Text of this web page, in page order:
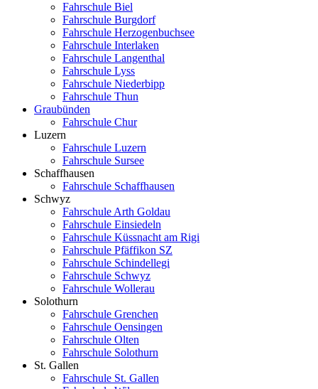
Fahrschule Biel
Fahrschule Burgdorf
Fahrschule Herzogenbuchsee
Fahrschule Interlaken
Fahrschule Langenthal
Fahrschule Lyss
Fahrschule Niederbipp
Fahrschule Thun
Graubünden
Fahrschule Chur
Luzern
Fahrschule Luzern
Fahrschule Sursee
Schaffhausen
Fahrschule Schaffhausen
Schwyz
Fahrschule Arth Goldau
Fahrschule Einsiedeln
Fahrschule Küssnacht am Rigi
Fahrschule Pfäffikon SZ
Fahrschule Schindellegi
Fahrschule Schwyz
Fahrschule Wollerau
Solothurn
Fahrschule Grenchen
Fahrschule Oensingen
Fahrschule Olten
Fahrschule Solothurn
St. Gallen
Fahrschule St. Gallen